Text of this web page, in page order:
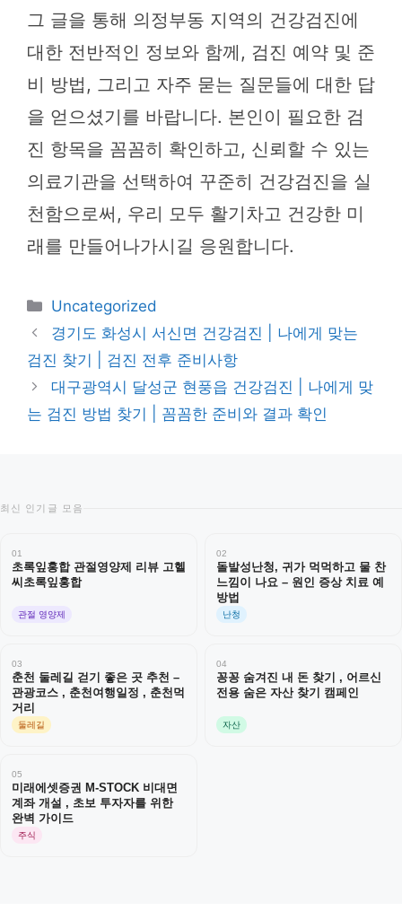
그 글을 통해 의정부동 지역의 건강검진에
대한 전반적인 정보와 함께, 검진 예약 및 준
비 방법, 그리고 자주 묻는 질문들에 대한 답
을 얻으셨기를 바랍니다. 본인이 필요한 검
진 항목을 꼼꼼히 확인하고, 신뢰할 수 있는
의료기관을 선택하여 꾸준히 건강검진을 실
천함으로써, 우리 모두 활기차고 건강한 미
래를 만들어나가시길 응원합니다.
카
테
리
Uncategorized
경기도 화성시 서신면 건강검진 | 나에게 맞는
검진 찾기 | 검진 전후 준비사항
대구광역시 달성군 현풍읍 건강검진 | 나에게 맞
는 검진 방법 찾기 | 꼼꼼한 준비와 결과 확인
최신 인기글 모음
01
초록잎홍합 관절영양제 리뷰 고헬
씨초록잎홍합
관절 영양제
02
돌발성난청, 귀가 먹먹하고 물 찬
느낌이 나요 – 원인 증상 치료 예
방법
난청
03
춘천 둘레길 걷기 좋은 곳 추천 –
관광코스 , 춘천여행일정 , 춘천먹
거리
둘레길
04
꽁꽁 숨겨진 내 돈 찾기 , 어르신
전용 숨은 자산 찾기 캠페인
자산
05
미래에셋증권 M-STOCK 비대면
계좌 개설 , 초보 투자자를 위한
완벽 가이드
주식